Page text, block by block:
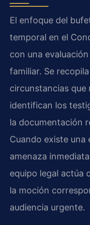
El enfoque del
temporal en el
con una
familiar. Se
circunstancias
identifican los
la documentación
Cuando existe
amenaza
equipo legal actúa
la moción
audiencia urgente.